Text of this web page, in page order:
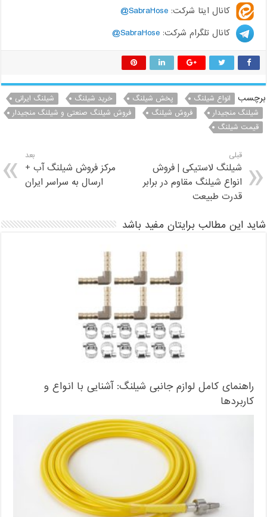
کانال ایتا شرکت:SabraHose@
کانال تلگرام شرکت:SabraHose@
برچسب انواع شیلنگ پخش شیلنگ خرید شیلنگ
شیلنگ ایرانی
شیلنگ منجیدار
فروش شیلنگ
فروش شیلنگ صنعتی و شیلنگ منجیدار
قیمت شیلنگ
قبلی
شیلنگ لاستیکی | فروش
انواع شیلنگ مقاوم در برابر
قدرت طبیعت
بعد
مرکز فروش شیلنگ آب +
ارسال به سراسر ایران
شاید این مطالب برایتان مفید باشد
راهنمای کامل لوازم جانبی شیلنگ: آشنایی با انواع و
کاربردها